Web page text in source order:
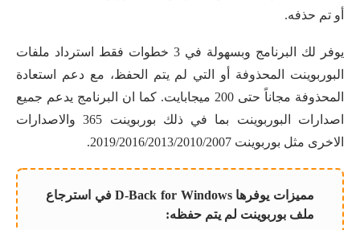
أو تم حذفه.
يوفر لك البرنامج وبسهولة في 3 خطوات فقط استرداد ملفات
البوربوينت المحذوفة أو التي لم يتم الحفظ، مع دعم استعادة
المحذوفة مجاناً حتى 200 ميجابايت. كما ان البرنامج يدعم جميع
اصدارات البوربوينت بما في ذلك بوربوينت 365 والاصدارات
الاخرى مثل بوربوينت 2019/2016/2013/2010/2007.
مميزات يوفرها D-Back for Windows في استرجاع
ملف بوربوينت لم يتم حفظه: